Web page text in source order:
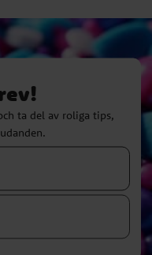
ta del av roliga tips,